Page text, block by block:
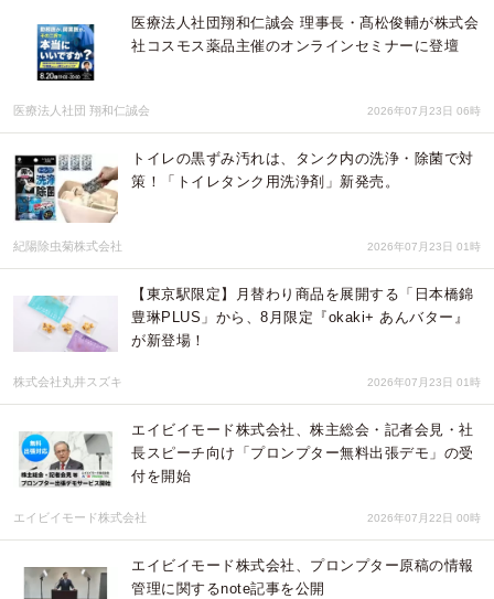
医療法人社団翔和仁誠会 理事長・髙松俊輔が株式会
社コスモス薬品主催のオンラインセミナーに登壇
医療法人社団 翔和仁誠会 2026年07月23日 06時
トイレの黒ずみ汚れは、タンク内の洗浄・除菌で対
策！「トイレタンク用洗浄剤」新発売。
紀陽除虫菊株式会社 2026年07月23日 01時
【東京駅限定】月替わり商品を展開する「日本橋錦
豊琳PLUS」から、8月限定『okaki+ あんバター』
が新登場！
株式会社丸井スズキ 2026年07月23日 01時
エイビイモード株式会社、株主総会・記者会見・社
長スピーチ向け「プロンプター無料出張デモ」の受
付を開始
エイビイモード株式会社 2026年07月22日 00時
エイビイモード株式会社、プロンプター原稿の情報
管理に関するnote記事を公開